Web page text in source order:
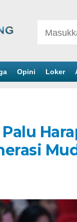
Opini Loker